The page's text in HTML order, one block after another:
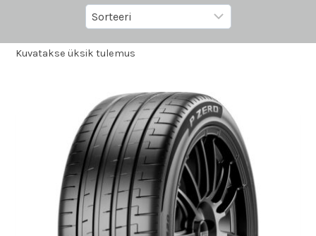
Kuvatakse üksik tulemus